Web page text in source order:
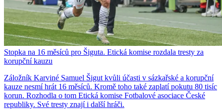
Stopka na 16 měsíců pro Šiguta. Etická komise rozdala tresty za
korupční kauzu
Záložník Karviné Samuel Šigut kvůli účasti v sázkařské a korupční
kauze nesmí hrát 16 měsíců. Kromě toho také zaplatí pokutu 80 tisíc
korun. Rozhodla o tom Etická komise Fotbalové asociace České
republiky. Své tresty znají i další hráči.